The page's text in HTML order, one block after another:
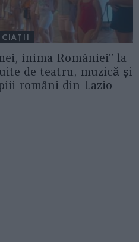
inima României” la
de teatru, muzică și
români din Lazio